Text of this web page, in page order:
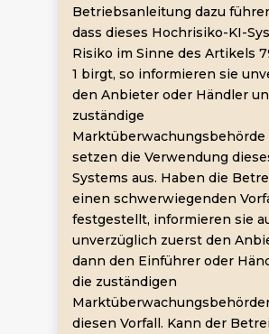
Betriebsanleitung dazu
dass dieses Hochrisiko-KI-
Risiko im Sinne des Artikels
1 birgt, so informieren sie
den Anbieter oder Händler
zuständige
Marktüberwachungsbehörde
setzen die Verwendung
Systems aus. Haben die
einen schwerwiegenden
festgestellt, informieren sie
unverzüglich zuerst den
dann den Einführer oder
die zuständigen
diesen Vorfall. Kann der